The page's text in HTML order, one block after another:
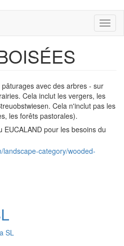
avec des arbres - sur
Cela inclut les vergers, les
Cela n'inclut pas les
les forêts pastorales).
pour les besoins du
category/wooded-
SL